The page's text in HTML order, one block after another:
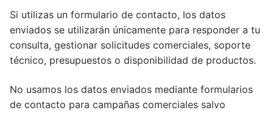
Si utilizas un formulario de contacto, los datos
enviados se utilizarán únicamente para responder a tu
consulta, gestionar solicitudes comerciales, soporte
técnico, presupuestos o disponibilidad de productos.
No usamos los datos enviados mediante formularios
de contacto para campañas comerciales salvo